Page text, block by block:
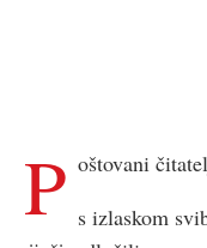
P oštovani
s izlaskom